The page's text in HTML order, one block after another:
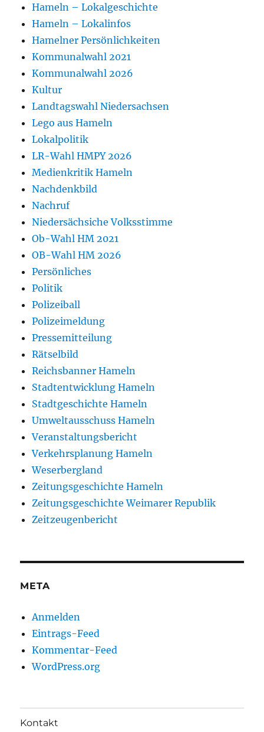
Hameln – Lokalgeschichte
Hameln – Lokalinfos
Hamelner Persönlichkeiten
Kommunalwahl 2021
Kommunalwahl 2026
Kultur
Landtagswahl Niedersachsen
Lego aus Hameln
Lokalpolitik
LR-Wahl HMPY 2026
Medienkritik Hameln
Nachdenkbild
Nachruf
Niedersächsiche Volksstimme
Ob-Wahl HM 2021
OB-Wahl HM 2026
Persönliches
Politik
Polizeiball
Polizeimeldung
Pressemitteilung
Rätselbild
Reichsbanner Hameln
Stadtentwicklung Hameln
Stadtgeschichte Hameln
Umweltausschuss Hameln
Veranstaltungsbericht
Verkehrsplanung Hameln
Weserbergland
Zeitungsgeschichte Hameln
Zeitungsgeschichte Weimarer Republik
Zeitzeugenbericht
META
Anmelden
Eintrags-Feed
Kommentar-Feed
WordPress.org
Kontakt